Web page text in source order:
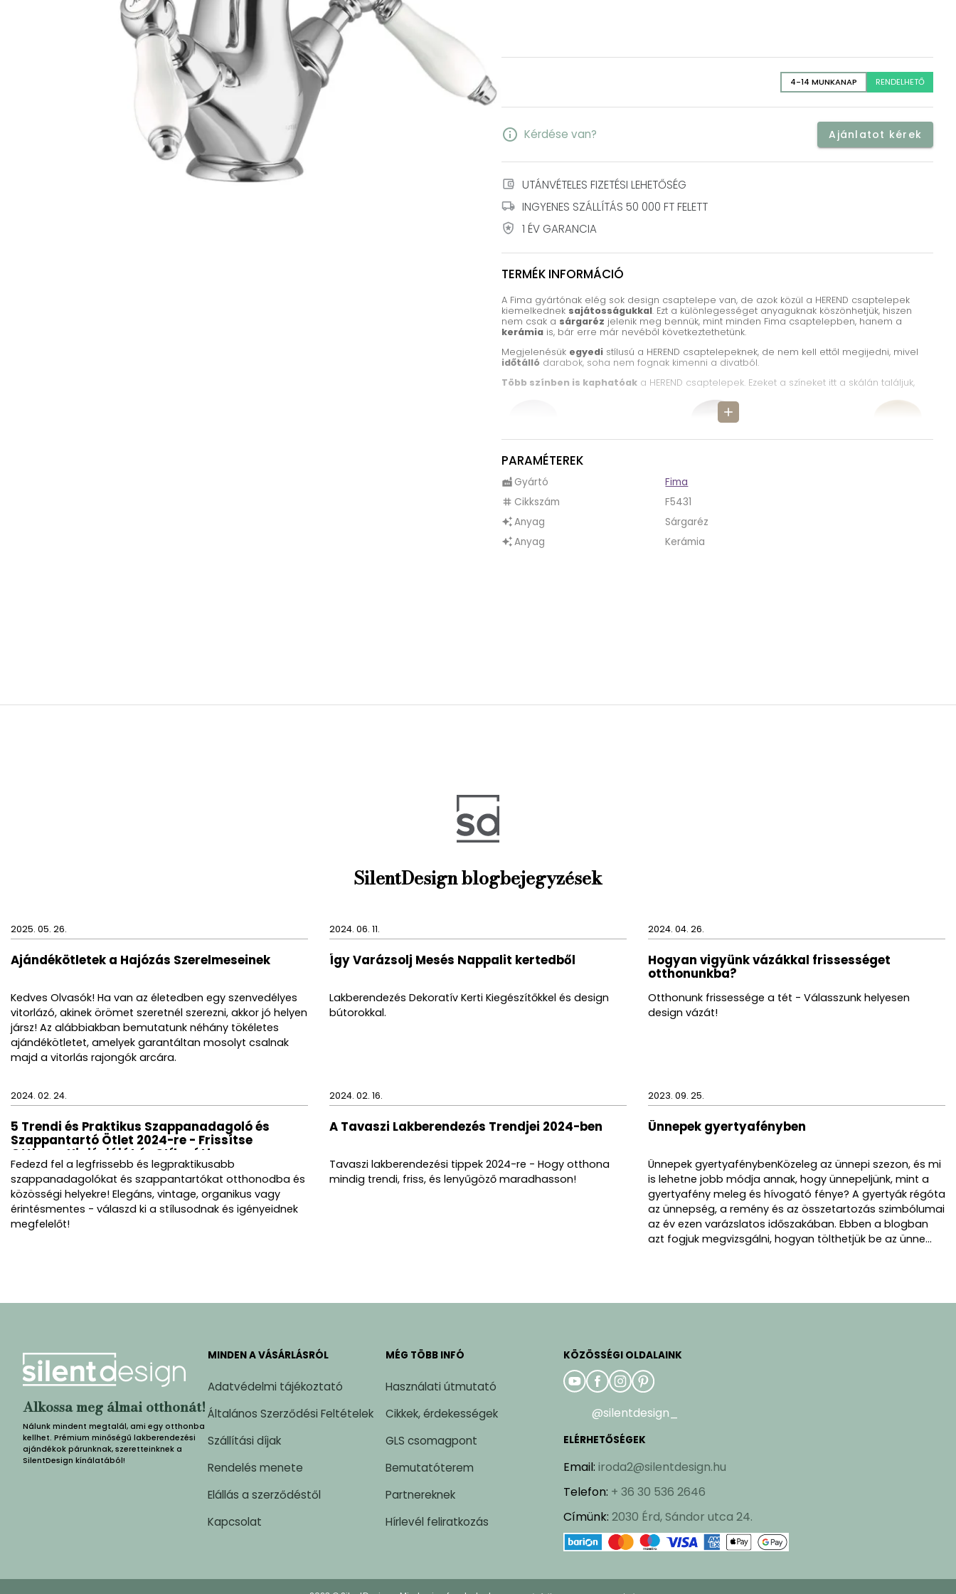
4-14 MUNKANAP RENDELHETŐ
info Kérdése van? Ajánlatot kérek
account_balance_wallet UTÁNVÉTELES FIZETÉSI LEHETŐSÉG
local_shipping INGYENES SZÁLLÍTÁS 50 000 FT FELETT
local_police 1 ÉV GARANCIA
TERMÉK INFORMÁCIÓ
add
A Fima gyártónak elég sok design csaptelepe van, de azok közül a HEREND csaptelepek
kiemelkednek sajátosságukkal. Ezt a különlegességet anyaguknak köszönhetjük, hiszen
nem csak a sárgaréz jelenik meg bennük, mint minden Fima csaptelepben, hanem a
kerámia is, bár erre már nevéből következtethetünk.
Megjelenésük egyedi stílusú a HEREND csaptelepeknek, de nem kell ettől megijedni, mivel
időtálló darabok, soha nem fognak kimenni a divatból.
Több színben is kaphatóak a HEREND csaptelepek. Ezeket a színeket itt a skálán találjuk,
PARAMÉTEREK
factory Gyártó Fima
tag Cikkszám F5431
auto_awesomeAnyag Sárgaréz
auto_awesomeAnyag Kerámia
SilentDesign blogbejegyzések
2025. 05. 26.
Ajándékötletek a Hajózás Szerelmeseinek
Kedves Olvasók! Ha van az életedben egy szenvedélyes
vitorlázó, akinek örömet szeretnél szerezni, akkor jó helyen
jársz! Az alábbiakban bemutatunk néhány tökéletes
ajándékötletet, amelyek garantáltan mosolyt csalnak
majd a vitorlás rajongók arcára.
2024. 06. 11.
Így Varázsolj Mesés Nappalit kertedből
Lakberendezés Dekoratív Kerti Kiegészítőkkel és design
bútorokkal.
2024. 04. 26.
Hogyan vigyünk vázákkal frissességet
otthonunkba?
Otthonunk frissessége a tét - Válasszunk helyesen
design vázát!
2024. 02. 24.
5 Trendi és Praktikus Szappanadagoló és
Szappantartó Ötlet 2024-re - Frissítse
Otthona Higiéniáját és Stílusát!
Fedezd fel a legfrissebb és legpraktikusabb
szappanadagolókat és szappantartókat otthonodba és
közösségi helyekre! Elegáns, vintage, organikus vagy
érintésmentes - válaszd ki a stílusodnak és igényeidnek
megfelelőt!
2024. 02. 16.
A Tavaszi Lakberendezés Trendjei 2024-ben
Tavaszi lakberendezési tippek 2024-re - Hogy otthona
mindig trendi, friss, és lenyűgöző maradhasson!
2023. 09. 25.
Ünnepek gyertyafényben
Ünnepek gyertyafénybenKözeleg az ünnepi szezon, és mi
is lehetne jobb módja annak, hogy ünnepeljünk, mint a
gyertyafény meleg és hívogató fénye? A gyertyák régóta
az ünnepség, a remény és az összetartozás szimbólumai
az év ezen varázslatos időszakában. Ebben a blogban
azt fogjuk megvizsgálni, hogyan tölthetjük be az ünne...
Alkossa meg álmai otthonát!
Nálunk mindent megtalál, ami egy otthonba
kellhet. Prémium minőségű lakberendezési
ajándékok párunknak, szeretteinknek a
SilentDesign kínálatából!
MINDEN A VÁSÁRLÁSRÓL
Adatvédelmi tájékoztató
Általános Szerződési Feltételek
Szállítási díjak
Rendelés menete
Elállás a szerződéstől
Kapcsolat
MÉG TÖBB INFÓ
Használati útmutató
Cikkek, érdekességek
GLS csomagpont
Bemutatóterem
Partnereknek
Hírlevél feliratkozás
KÖZÖSSÉGI OLDALAINK
@silentdesign_
ELÉRHETŐSÉGEK
Email: iroda2@silentdesign.hu
Telefon: + 36 30 536 2646
Címünk: 2030 Érd, Sándor utca 24.